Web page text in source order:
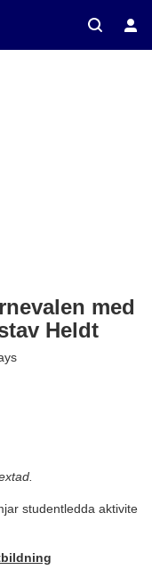
med
Heldt
studentledda aktivite